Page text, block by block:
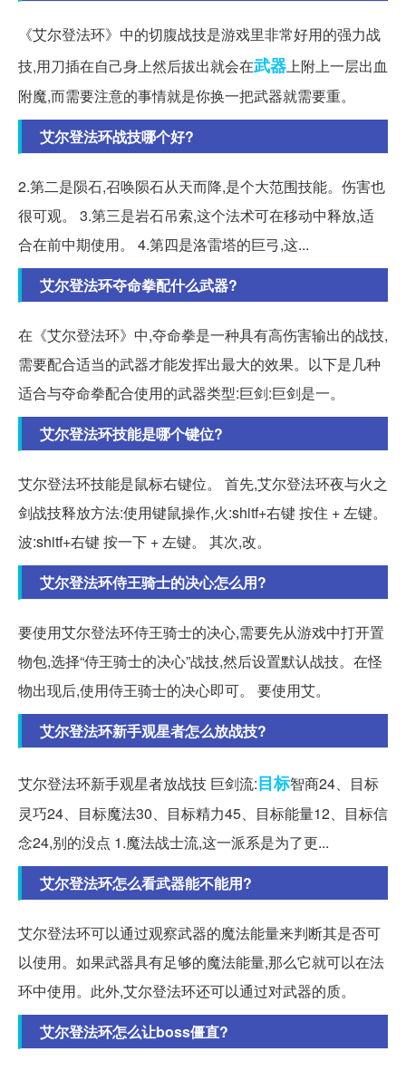
《艾尔登法环》中的切腹战技是游戏里非常好用的强力战
技,用刀插在自己身上然后拔出就会在武器 上附上一层出血
附魔,而需要注意的事情就是你换一把武器就需要重。
艾尔登法环战技哪个好?
2.第二是陨石,召唤陨石从天而降,是个大范围技能。伤害也
很可观。 3.第三是岩石吊索,这个法术可在移动中释放,适
合在前中期使用。 4.第四是洛雷塔的巨弓,这...
艾尔登法环夺命拳配什么武器?
在《艾尔登法环》中,夺命拳是一种具有高伤害输出的战技,
需要配合适当的武器才能发挥出最大的效果。以下是几种
适合与夺命拳配合使用的武器类型:巨剑:巨剑是一。
艾尔登法环技能是哪个键位?
艾尔登法环技能是鼠标右键位。 首先,艾尔登法环夜与火之
剑战技释放方法:使用键鼠操作,火:shitf+右键 按住 + 左键。
波:shitf+右键 按一下 + 左键。 其次,改。
艾尔登法环侍王骑士的决心怎么用?
要使用艾尔登法环侍王骑士的决心,需要先从游戏中打开置
物包,选择“侍王骑士的决心”战技,然后设置默认战技。在怪
物出现后,使用侍王骑士的决心即可。 要使用艾。
艾尔登法环新手观星者怎么放战技?
艾尔登法环新手观星者放战技 巨剑流:目标智商24、目标
灵巧24、目标魔法30、目标精力45、目标能量12、目标信
念24,别的没点 1.魔法战士流,这一派系是为了更...
艾尔登法环怎么看武器能不能用?
艾尔登法环可以通过观察武器的魔法能量来判断其是否可
以使用。如果武器具有足够的魔法能量,那么它就可以在法
环中使用。此外,艾尔登法环还可以通过对武器的质。
艾尔登法环怎么让boss僵直?